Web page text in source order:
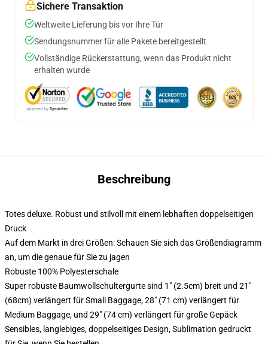
Sichere Transaktion
Weltweite Lieferung bis vor Ihre Tür
Sendungsnummer für alle Pakete bereitgestellt
Vollständige Rückerstattung, wenn das Produkt nicht
erhalten wurde
Beschreibung
Totes deluxe. Robust und stilvoll mit einem lebhaften doppelseitigen
Druck
Auf dem Markt in drei Größen: Schauen Sie sich das Größendiagramm
an, um die genaue für Sie zu jagen
Robuste 100% Polyesterschale
Super robuste Baumwollschultergurte sind 1" (2.5cm) breit und 21"
(68cm) verlängert für Small Baggage, 28" (71 cm) verlängert für
Medium Baggage, und 29" (74 cm) verlängert für große Gepäck
Sensibles, langlebiges, doppelseitiges Design, Sublimation gedruckt